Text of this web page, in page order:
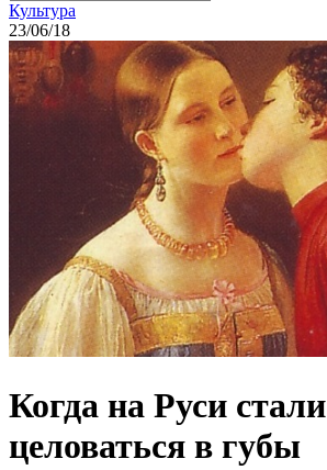
Культура
23/06/18
Когда на Руси стали
целоваться в губы